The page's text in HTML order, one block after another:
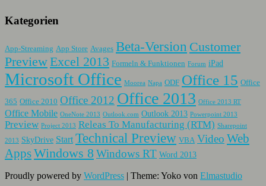
Kategorien
App-Streaming App Store Avages Beta-Version Customer
PreviewExcel 2013 Formeln & Funktionen Forum iPad
Microsoft Office Moorea Napa ODF Office 15 Office
365 Office 2010 Office 2012 Office 2013 Office 2013 RT
Office Mobile OneNote 2013 Outlook.com Outlook 2013 Powerpoint 2013
Preview Project 2013 Releas To Manufacturing (RTM) Sharepoint
2013 SkyDrive Start Technical Preview VBA Video Web
AppsWindows 8 Windows RT Word 2013
Proudly powered by WordPress | Theme: Yoko von Elmastudio